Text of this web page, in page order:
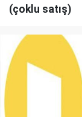
(çoklu satış)